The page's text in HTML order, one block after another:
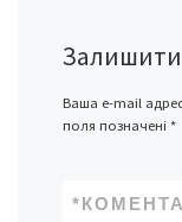
Ваша e-mail
поля позначені *
*